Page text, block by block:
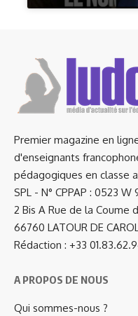
Premier magazine en
d'enseignants
pédagogiques en classe
SPL - N° CPPAP : 0523 W
2 Bis A Rue de la Coume
66760 LATOUR DE
Rédaction : +33
A PROPOS DE NOUS
Qui sommes-nous ?